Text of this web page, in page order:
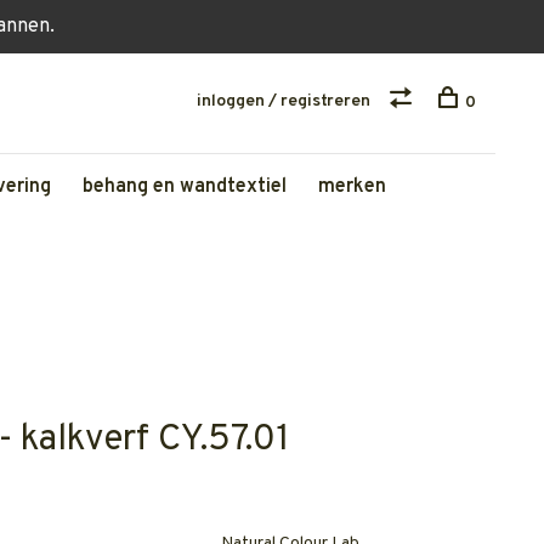
behang en wandtextiel merken
inloggen / registreren 0
CY.57.01